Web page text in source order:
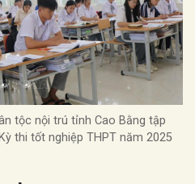
tộc nội trú tỉnh Cao Bằng tập
thi tốt nghiệp THPT năm 2025